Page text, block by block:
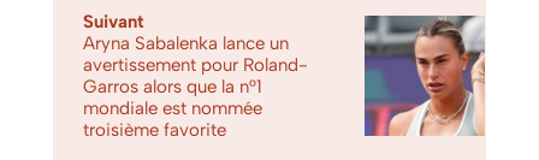
Suivant
Aryna Sabalenka lance un
avertissement pour Roland-
Garros alors que la n°1
mondiale est nommée
troisième favorite